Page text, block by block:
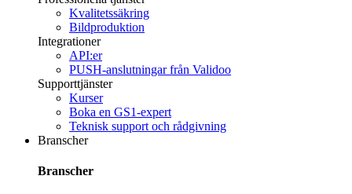
Kvalitetssäkring
Bildproduktion
Integrationer
API:er
PUSH-anslutningar från Validoo
Supporttjänster
Kurser
Boka en GS1-expert
Teknisk support och rådgivning
Branscher
Branscher